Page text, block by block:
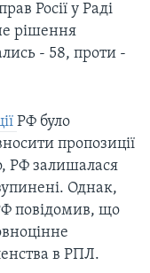
Росії у Раді
рішення
- 58, проти -
РФ було
пропозиції
РФ залишалася
Однак,
повідомив, що
в РПЛ.